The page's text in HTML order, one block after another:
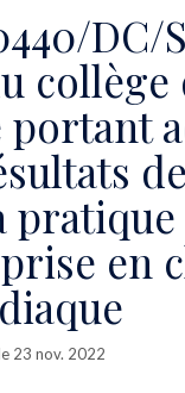
DC/
collège
en
23 nov. 2022